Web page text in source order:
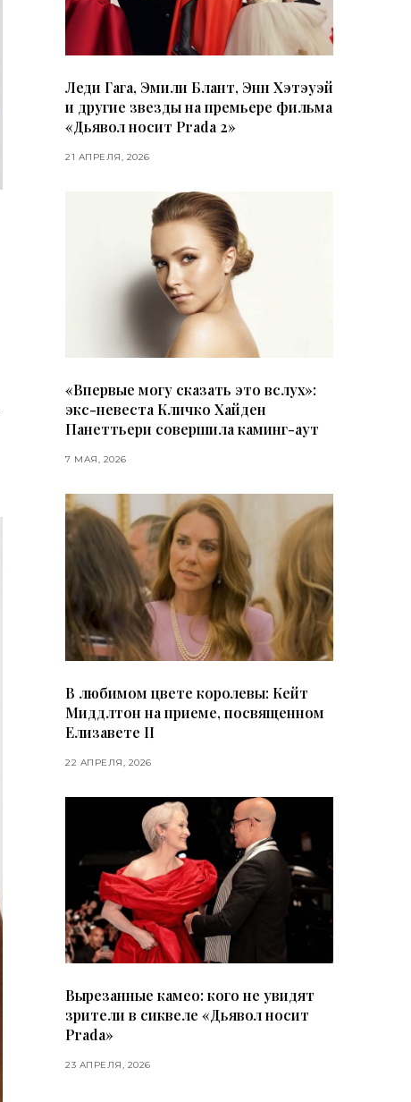
Леди Гага, Эмили Блант, Энн Хэтэуэй
и другие звезды на премьере фильма
«Дьявол носит Prada 2»
21 АПРЕЛЯ, 2026
«Впервые могу сказать это вслух»:
экс-невеста Кличко Хайден
Панеттьери совершила каминг-аут
7 МАЯ, 2026
В любимом цвете королевы: Кейт
Миддлтон на приеме, посвященном
Елизавете II
22 АПРЕЛЯ, 2026
Вырезанные камео: кого не увидят
зрители в сиквеле «Дьявол носит
Prada»
23 АПРЕЛЯ, 2026